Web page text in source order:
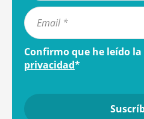
Confirmo que he leído la
privacidad*